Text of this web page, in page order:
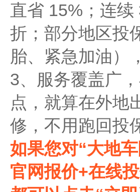
直省 15%；连
折；部分地区投
胎、紧急加油）
3、服务覆盖广
点，就算在外地
修，不用跑回投
如果您对“大地
官网报价+在线